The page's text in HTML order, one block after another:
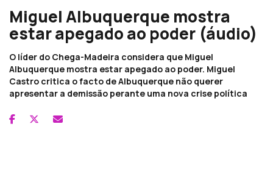
Miguel Albuquerque mostra
estar apegado ao poder (áudio)
O líder do Chega-Madeira considera que Miguel
Albuquerque mostra estar apegado ao poder. Miguel
Castro critica o facto de Albuquerque não querer
apresentar a demissão perante uma nova crise política